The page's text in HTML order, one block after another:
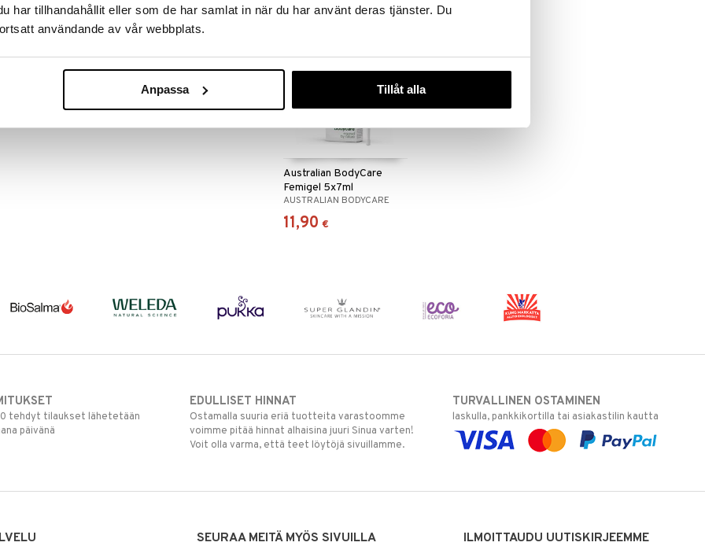
har tillhandahållit eller som de har samlat in när du har använt deras tjänster. Du
användande av vår webbplats.
Anpassa Tillåt alla
vuotta. Sitä voidaan käyttää jopa 12 tuntia
Se on erittäin vihreä vaihtoehto.
naisille.
Australian BodyCare
Femigel 5x7ml
AUSTRALIAN BODYCARE
11,90 €
tehdyt tilaukset lähetetään
päivänä
EDULLISET HINNAT
Ostamalla suuria eriä tuotteita varastoomme
voimme pitää hinnat alhaisina juuri Sinua varten!
Voit olla varma, että teet löytöjä sivuillamme.
TURVALLINEN OSTAMINEN
laskulla, pankkikortilla tai asiakastilin kautta
SEURAA MEITÄ MYÖS SIVUILLA ILMOITTAUDU UUTISKIRJEEMME